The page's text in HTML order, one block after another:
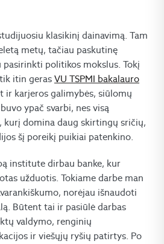
klasikinį dainavimą. Tam
metų, tačiau paskutinę
politikos mokslus. Tokį
itin geras VU TSPMI bakalauro
ir karjeros galimybės, siūlomų
ypač svarbi, nes visą
kurį domina daug skirtingų sričių,
šį poreikį puikiai patenkino.
institute dirbau banke, kur
užduotis. Tokiame darbe man
norėjau išnaudoti
Būtent tai ir pasiūlė darbas
valdymo, renginių
ir viešųjų ryšių patirtys. Po